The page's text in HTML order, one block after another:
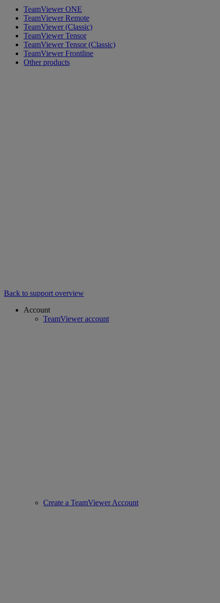
TeamViewer ONE
TeamViewer Remote
TeamViewer (Classic)
TeamViewer Tensor
TeamViewer Tensor (Classic)
TeamViewer Frontline
Other products
Back to support overview
Account
TeamViewer account
Create a TeamViewer Account